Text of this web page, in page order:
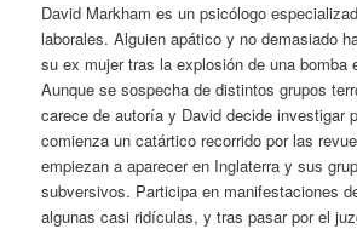
David Markham es un psicólogo
laborales. Alguien apático y no demasiado
su ex mujer tras la explosión de una bomba
Aunque se sospecha de distintos grupos
carece de autoría y David decide investigar
comienza un catártico recorrido por las
empiezan a aparecer en Inglaterra y sus
subversivos. Participa en manifestaciones
algunas casi ridículas, y tras pasar por el